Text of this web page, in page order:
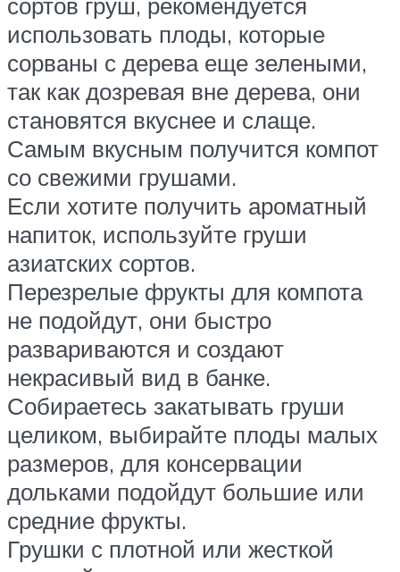
использовать плоды, которые
сорваны с дерева еще зелеными,
так как дозревая вне дерева, они
становятся вкуснее и слаще.
Самым вкусным получится компот
со свежими грушами.
Если хотите получить ароматный
напиток, используйте груши
азиатских сортов.
Перезрелые фрукты для компота
не подойдут, они быстро
развариваются и создают
некрасивый вид в банке.
Собираетесь закатывать груши
целиком, выбирайте плоды малых
размеров, для консервации
дольками подойдут большие или
средние фрукты.
Грушки с плотной или жесткой